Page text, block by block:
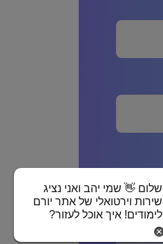
שלום 👋 שמי יהב ואני נציג
שירות וירטואלי של אתר יורם
לימודים! איך אוכל לעזור?